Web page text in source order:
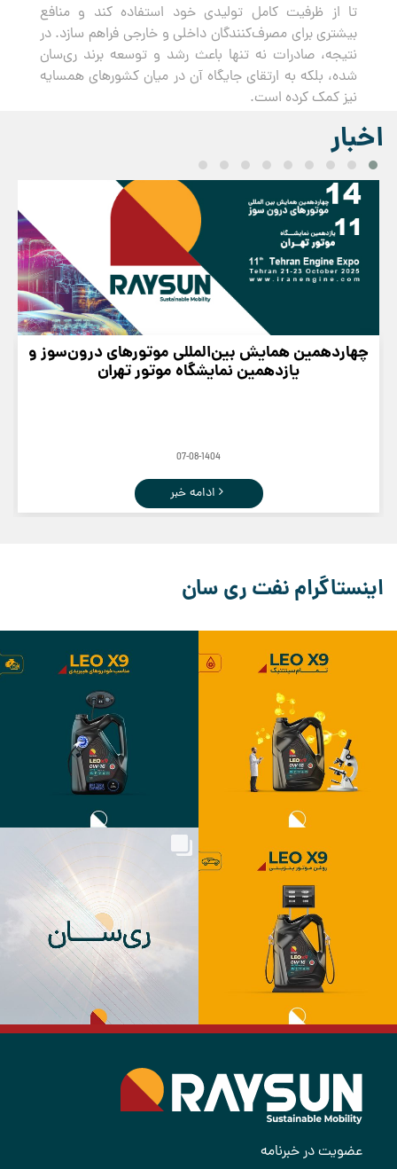
تا از ظرفیت کامل تولیدی خود استفاده کند و منافع
بیشتری برای مصرف‌کنندگان داخلی و خارجی فراهم سازد. در
نتیجه، صادرات نه تنها باعث رشد و توسعه برند ری‌سان
شده، بلکه به ارتقای جایگاه آن در میان کشورهای همسایه
نیز کمک کرده است.
اخبار
چهاردهمین همایش بین‌المللی موتورهای درون‌سوز و
یازدهمین نمایشگاه موتور تهران
07-08-1404
ادامه خبر
اینستاگرام نفت ری سان
عضویت در خبرنامه